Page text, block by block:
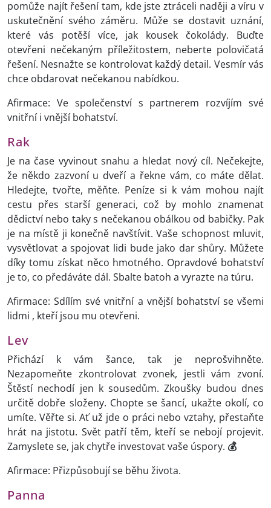
pomůže najít řešení tam, kde jste ztráceli naději a víru v
uskutečnění svého záměru. Může se dostavit uznání,
které vás potěší více, jak kousek čokolády. Buďte
otevřeni nečekaným příležitostem, neberte polovičatá
řešení. Nesnažte se kontrolovat každý detail. Vesmír vás
chce obdarovat nečekanou nabídkou.
Afirmace: Ve společenství s partnerem rozvíjím své
vnitřní i vnější bohatství.
Rak
Je na čase vyvinout snahu a hledat nový cíl. Nečekejte,
že někdo zazvoní u dveří a řekne vám, co máte dělat.
Hledejte, tvořte, měňte. Peníze si k vám mohou najít
cestu přes starší generaci, což by mohlo znamenat
dědictví nebo taky s nečekanou obálkou od babičky. Pak
je na místě ji konečně navštívit. Vaše schopnost mluvit,
vysvětlovat a spojovat lidi bude jako dar shůry. Můžete
díky tomu získat něco hmotného. Opravdové bohatství
je to, co předáváte dál. Sbalte batoh a vyrazte na túru.
Afirmace: Sdílím své vnitřní a vnější bohatství se všemi
lidmi , kteří jsou mu otevřeni.
Lev
Přichází k vám šance, tak je neprošvihněte.
Nezapomeňte zkontrolovat zvonek, jestli vám zvoní.
Štěstí nechodí jen k sousedům. Zkoušky budou dnes
určitě dobře složeny. Chopte se šancí, ukažte okolí, co
umíte. Věřte si. Ať už jde o práci nebo vztahy, přestaňte
hrát na jistotu. Svět patří těm, kteří se nebojí projevit.
Zamyslete se, jak chytře investovat vaše úspory. 💰
Afirmace: Přizpůsobují se běhu života.
Panna